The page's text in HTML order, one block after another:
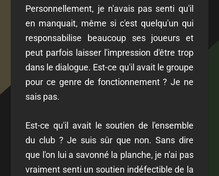
Personnellement, je n'avais pas senti qu'il
en manquait, même si c'est quelqu'un qui
responsabilise beaucoup ses joueurs et
peut parfois laisser l'impression d'être trop
dans le dialogue. Est-ce qu'il avait le groupe
pour ce genre de fonctionnement ? Je ne
sais pas.
Est-ce qu'il avait le soutien de l'ensemble
du club ? Je suis sûr que non. Sans dire
que l'on lui a savonné la planche, je n'ai pas
vraiment senti un soutien indéfectible de la